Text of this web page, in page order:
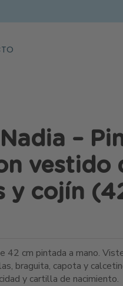
–
vestido
y cojín
42 cm pintada a mano.
braguita, capota y
y cartilla de nacimiento.